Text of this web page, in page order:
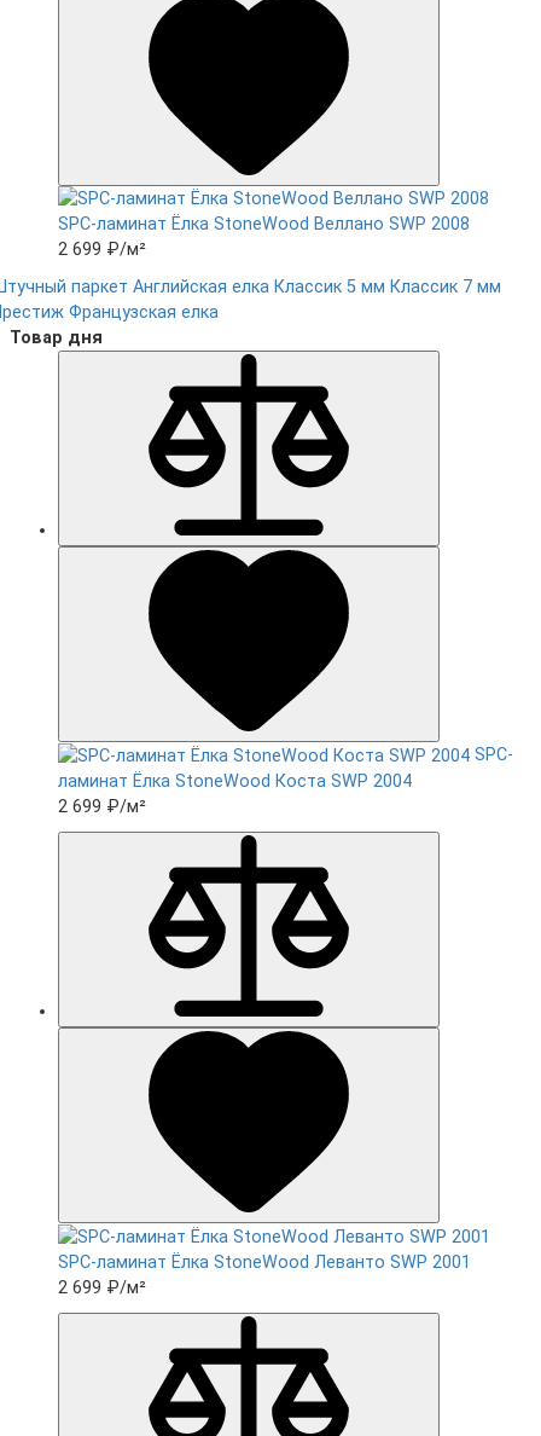
SPC-ламинат Ëлка StoneWood Веллано SWP 2008
2 699 ₽/м²
паркет Английская елка Классик 5 мм Классик 7 мм
Французская елка
Товар дня
SPC-
ламинат Ëлка StoneWood Коста SWP 2004
2 699 ₽/м²
SPC-ламинат Ëлка StoneWood Леванто SWP 2001
2 699 ₽/м²